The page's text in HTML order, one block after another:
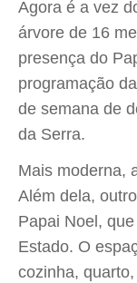
Agora é a vez
árvore de 16
presença do
programação
de semana de
da Serra.
Mais moderna,
Além dela,
Papai Noel,
Estado. O
cozinha,